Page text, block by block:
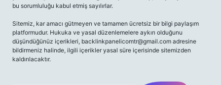
bu sorumluluğu kabul etmiş sayılırlar.
Sitemiz, kar amacı gütmeyen ve tamamen ücretsiz bir bilgi paylaşım
platformudur. Hukuka ve yasal düzenlemelere aykırı olduğunu
düşündüğünüz içerikleri, backlinkpanelicomtr@gmail.com adresine
bildirmeniz halinde, ilgili içerikler yasal süre içerisinde sitemizden
kaldırılacaktır.